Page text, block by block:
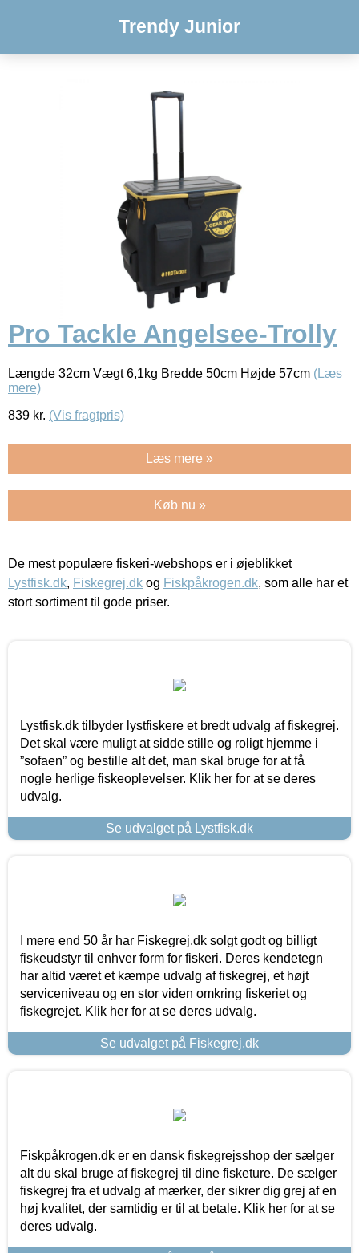
Trendy Junior
Pro Tackle Angelsee-Trolly
Længde 32cm Vægt 6,1kg Bredde 50cm Højde 57cm (Læs
mere)
839 kr. (Vis fragtpris)
Læs mere »
Køb nu »
De mest populære fiskeri-webshops er i øjeblikket
Lystfisk.dk, Fiskegrej.dk og Fiskpåkrogen.dk, som alle har et
stort sortiment til gode priser.
Lystfisk.dk tilbyder lystfiskere et bredt udvalg af fiskegrej.
Det skal være muligt at sidde stille og roligt hjemme i
”sofaen” og bestille alt det, man skal bruge for at få
nogle herlige fiskeoplevelser. Klik her for at se deres
udvalg.
Se udvalget på Lystfisk.dk
I mere end 50 år har Fiskegrej.dk solgt godt og billigt
fiskeudstyr til enhver form for fiskeri. Deres kendetegn
har altid været et kæmpe udvalg af fiskegrej, et højt
serviceniveau og en stor viden omkring fiskeriet og
fiskegrejet. Klik her for at se deres udvalg.
Se udvalget på Fiskegrej.dk
Fiskpåkrogen.dk er en dansk fiskegrejsshop der sælger
alt du skal bruge af fiskegrej til dine fisketure. De sælger
fiskegrej fra et udvalg af mærker, der sikrer dig grej af en
høj kvalitet, der samtidig er til at betale. Klik her for at se
deres udvalg.